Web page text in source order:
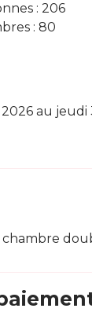
: 206
: 80
au jeudi
chambre